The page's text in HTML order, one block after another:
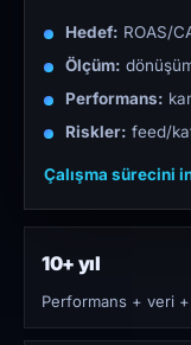
Hedef: ROAS/
Ölçüm:
Performans:
Riskler: feed/
Çalışma sürecini
10+ yıl
Performans + veri